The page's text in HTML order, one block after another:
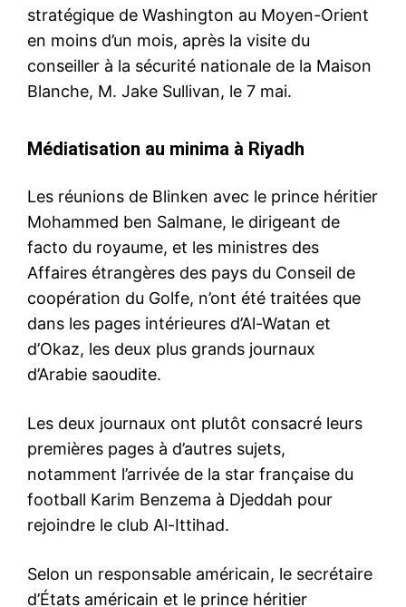
stratégique de Washington au Moyen-Orient
en moins d’un mois, après la visite du
conseiller à la sécurité nationale de la Maison
Blanche, M. Jake Sullivan, le 7 mai.
Médiatisation au minima à Riyadh
Les réunions de Blinken avec le prince héritier
Mohammed ben Salmane, le dirigeant de
facto du royaume, et les ministres des
Affaires étrangères des pays du Conseil de
coopération du Golfe, n’ont été traitées que
dans les pages intérieures d’Al-Watan et
d’Okaz, les deux plus grands journaux
d’Arabie saoudite.
Les deux journaux ont plutôt consacré leurs
premières pages à d’autres sujets,
notamment l’arrivée de la star française du
football Karim Benzema à Djeddah pour
rejoindre le club Al-Ittihad.
Selon un responsable américain, le secrétaire
d’États américain et le prince héritier